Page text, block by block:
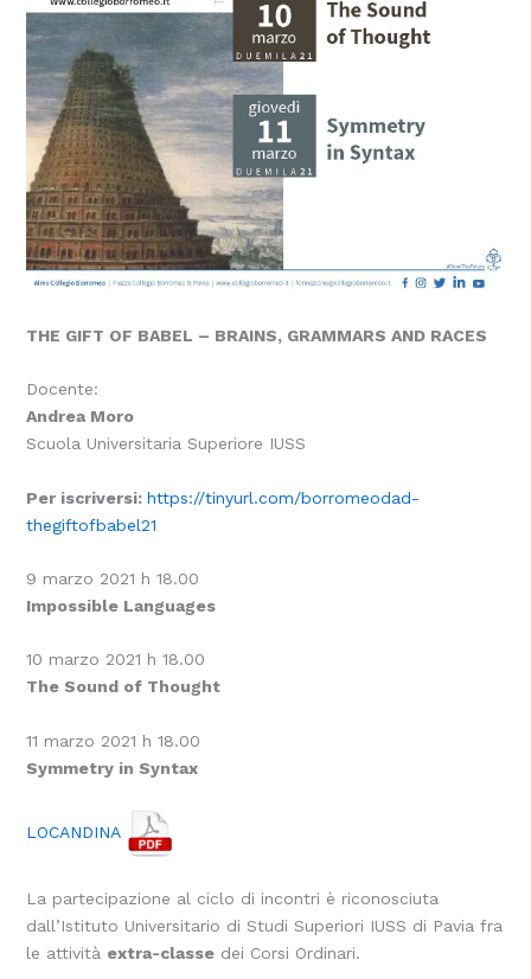
THE GIFT OF BABEL – BRAINS, GRAMMARS AND RACES
Docente:
Andrea Moro
Scuola Universitaria Superiore IUSS
Per iscriversi: https://tinyurl.com/borromeodad-
thegiftofbabel21
9 marzo 2021 h 18.00
Impossible Languages
10 marzo 2021 h 18.00
The Sound of Thought
11 marzo 2021 h 18.00
Symmetry in Syntax
LOCANDINA
La partecipazione al ciclo di incontri è riconosciuta
dall’Istituto Universitario di Studi Superiori IUSS di Pavia fra
le attività extra-classedei Corsi Ordinari.